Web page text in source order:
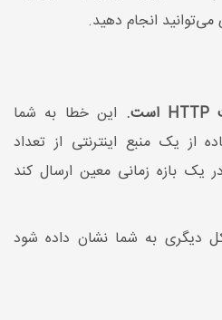
می‌توانید انجام دهید.
HTTP است. این خطا به شما
از یک منبع اینترنتی از تعداد
یک بازه زمانی معین ارسال کند
دیگری به شما نشان داده شود